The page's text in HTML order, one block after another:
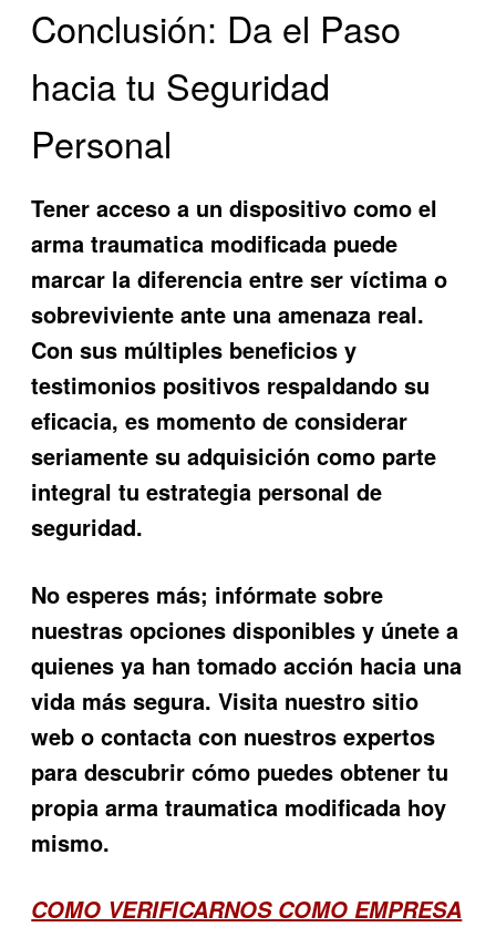
Conclusión: Da el Paso
hacia tu Seguridad
Personal
Tener acceso a un dispositivo como el
arma traumatica modificada puede
marcar la diferencia entre ser víctima o
sobreviviente ante una amenaza real.
Con sus múltiples beneficios y
testimonios positivos respaldando su
eficacia, es momento de considerar
seriamente su adquisición como parte
integral tu estrategia personal de
seguridad.
No esperes más; infórmate sobre
nuestras opciones disponibles y únete a
quienes ya han tomado acción hacia una
vida más segura. Visita nuestro sitio
web o contacta con nuestros expertos
para descubrir cómo puedes obtener tu
propia arma traumatica modificada hoy
mismo.
COMO VERIFICARNOS COMO EMPRESA